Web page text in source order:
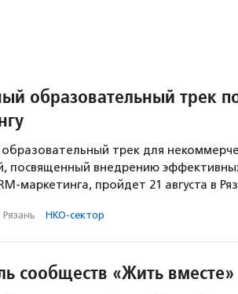
образовательный трек
трек для
посвященный внедрению
маркетинга, пройдет 21 августа в
Рязань · НКО-сектор
сообществ «Жить вместе»